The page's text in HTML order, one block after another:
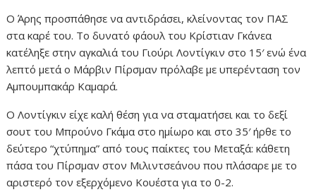
Ο Άρης προσπάθησε να αντιδράσει, κλείνοντας τον ΠΑΣ
στα καρέ του. Το δυνατό φάουλ του Κρίστιαν Γκάνεα
κατέληξε στην αγκαλιά του Γιούρι Λοντίγκιν στο 15′ ενώ ένα
λεπτό μετά ο Μάρβιν Πίρσμαν πρόλαβε με υπερένταση τον
Αμπουμπακάρ Καμαρά.
Ο Λοντίγκιν είχε καλή θέση για να σταματήσει και το δεξί
σουτ του Μπρούνο Γκάμα στο ημίωρο και στο 35′ ήρθε το
δεύτερο “χτύπημα” από τους παίκτες του Μεταξά: κάθετη
πάσα του Πίρσμαν στον Μιλιντσεάνου που πλάσαρε με το
αριστερό τον εξερχόμενο Κουέστα για το 0-2.